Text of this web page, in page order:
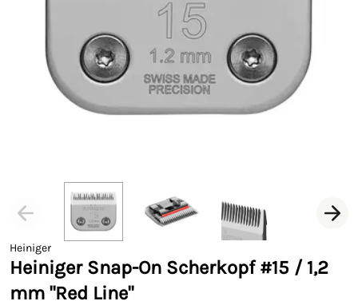
Heiniger
Heiniger Snap-On Scherkopf #15 / 1,2
mm "Red Line"